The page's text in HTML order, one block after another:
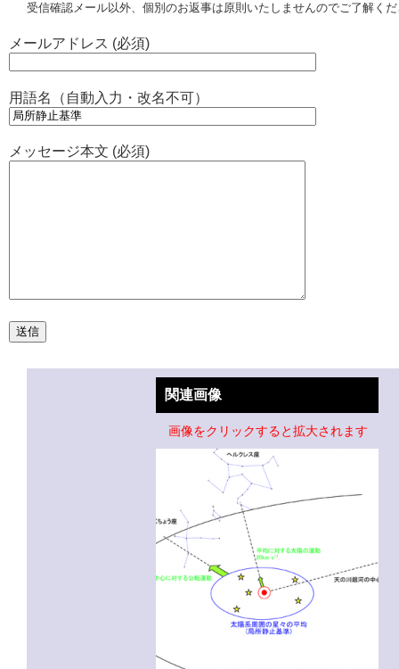
受信確認メール以外、個別のお返事は原則いたしませんのでご了解く
メールアドレス (必須)
用語名（自動入力・改名不可）
メッセージ本文 (必須)
関連画像
画像をクリックすると拡大されます